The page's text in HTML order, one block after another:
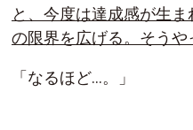
と、今度は達成感が生
の限界を広げる。そうや
「なるほど…。」